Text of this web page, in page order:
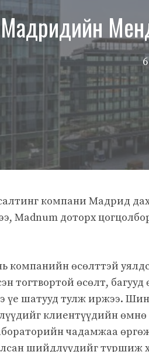
компани Мадрид
Madnum доторх
компанийн өсөлттэй
тогтвортой өсөлт,
үе шатууд тулж иржээ.
клиентүүдийн өмнө
чадамжаа
шийдлүүдийг туршиж